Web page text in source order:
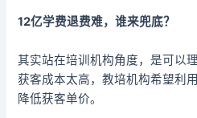
12亿学费退费难，谁来兜底？
其实站在培训机构角度，是可以
获客成本太高，教培机构希望利
降低获客单价。